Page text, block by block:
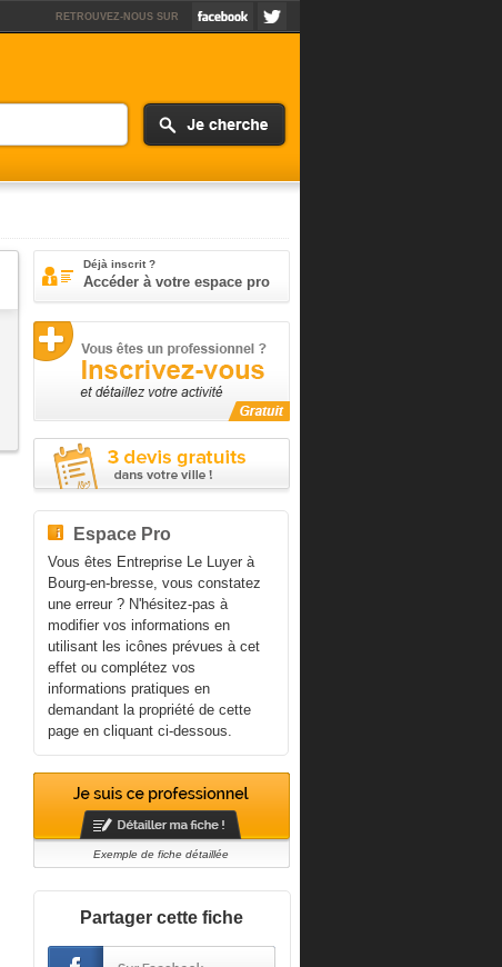
RETROUVEZ-NOUS SUR
Déjà inscrit ?
Accéder à votre espace pro
Espace Pro
Vous êtes Entreprise Le Luyer à
Bourg-en-bresse, vous constatez
une erreur ? N'hésitez-pas à
modifier vos informations en
utilisant les icônes prévues à cet
effet ou complétez vos
informations pratiques en
demandant la propriété de cette
page en cliquant ci-dessous.
Exemple de fiche détaillée
Partager cette fiche